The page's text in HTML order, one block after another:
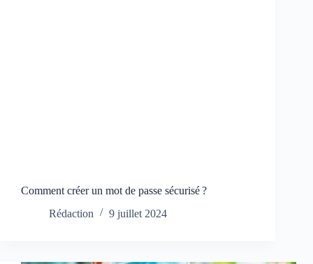
Comment créer un mot de passe sécurisé ?
Rédaction
9 juillet 2024